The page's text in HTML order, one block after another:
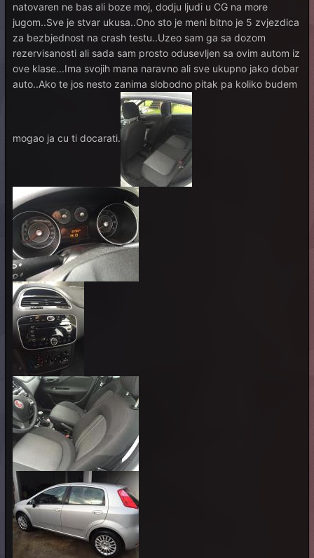
natovaren ne bas ali boze moj, dodju ljudi u CG na more
jugom..Sve je stvar ukusa..Ono sto je meni bitno je 5 zvjezdica
za bezbjednost na crash testu..Uzeo sam ga sa dozom
rezervisanosti ali sada sam prosto odusevljen sa ovim autom iz
ove klase...Ima svojih mana naravno ali sve ukupno jako dobar
auto..Ako te jos nesto zanima slobodno pitak pa koliko budem
mogao ja cu ti docarati.